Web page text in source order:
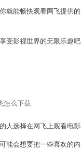
能畅快观看网飞提供的
影视世界的无限乐趣吧
怎么下载
选择在网飞上观看电影
会想要把一些喜欢的内